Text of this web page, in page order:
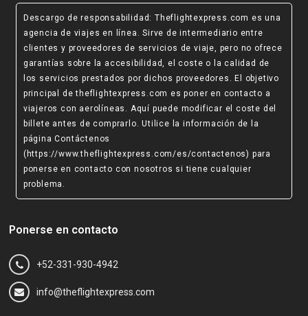
Descargo de responsabilidad : Theflightexpress.com es una
agencia de viajes en línea. Sirve de intermediario entre
clientes y proveedores de servicios de viaje, pero no ofrece
garantías sobre la accesibilidad, el coste o la calidad de
los servicios prestados por dichos proveedores. El objetivo
principal de theflightexpress.com es poner en contacto a
viajeros con aerolíneas. Aquí puede modificar el coste del
billete antes de comprarlo. Utilice la información de la
página Contáctenos
(https://www.theflightexpress.com/es/contactenos) para
ponerse en contacto con nosotros si tiene cualquier
problema.
Ponerse en contacto
+52-331-930-4942
info@theflightexpress.com